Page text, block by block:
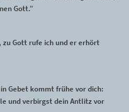
Gott.”
zu Gott rufe ich und er erhört
Gebet kommt frühe vor dich:
und verbirgst dein Antlitz vor